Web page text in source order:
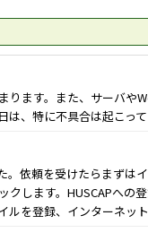
ります。また、サーバや
は、特に不具合は起こっ
。依頼を受けたらまずは
します。 HUSCAPへの
ルを登録、インターネッ